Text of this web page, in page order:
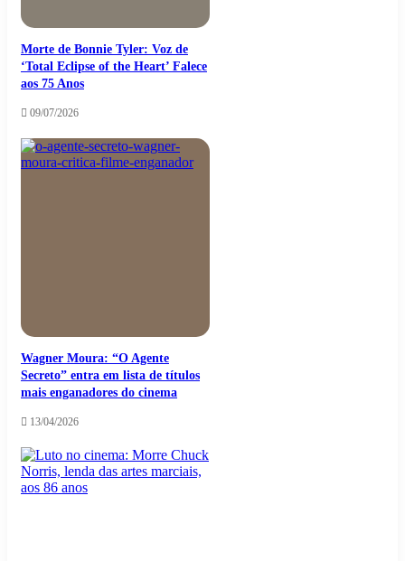
Morte de Bonnie Tyler: Voz de
‘Total Eclipse of the Heart’ Falece
aos 75 Anos
09/07/2026
Wagner Moura: “O Agente
Secreto” entra em lista de títulos
mais enganadores do cinema
13/04/2026